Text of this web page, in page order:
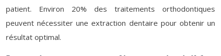
patient. Environ 20% des traitements orthodontiques
peuvent nécessiter une extraction dentaire pour obtenir un
résultat optimal.